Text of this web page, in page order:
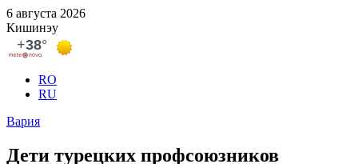
6 августа 2026
Кишинэу
RO
RU
Вария
Дети турецких профсоюзников